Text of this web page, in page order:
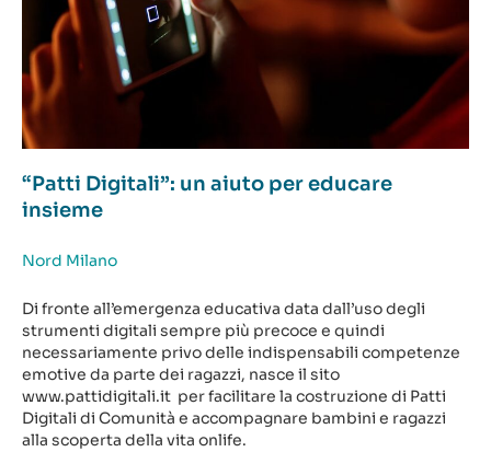
“Patti Digitali”: un aiuto per educare
insieme
Nord Milano
Di fronte all’emergenza educativa data dall’uso degli
strumenti digitali sempre più precoce e quindi
necessariamente privo delle indispensabili competenze
emotive da parte dei ragazzi, nasce il sito
www.pattidigitali.it per facilitare la costruzione di Patti
Digitali di Comunità e accompagnare bambini e ragazzi
alla scoperta della vita onlife.